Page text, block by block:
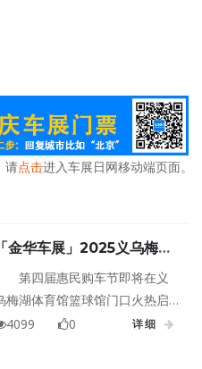
请点击进入车展日网移动端页面。
「金华车展」2025义乌梅湖
惠民车展门票限时免费领取！
大品牌底价狂欢，订车送
双人丽江游，错过再等一年！
第四届惠民购车节即将在义
梅湖体育馆篮球馆门口火热启
！50+汽车品牌、300+热门车
4099 0 详细